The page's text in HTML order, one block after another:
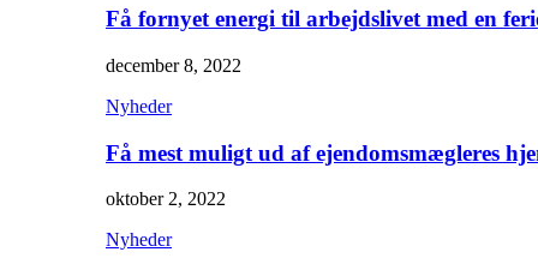
Få fornyet energi til arbejdslivet med en
december 8, 2022
Nyheder
Få mest muligt ud af ejendomsmægleres
oktober 2, 2022
Nyheder